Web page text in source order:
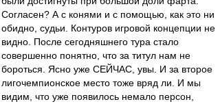
Согласен? А с конями и с помощью, как это ни
обидно, судьи. Контуров игровой концепции не
видно. После сегодняшнего тура стало
совершенно понятно, что за титул нам не
бороться. Ясно уже СЕЙЧАС, увы. И за второе
лигочемпионское место тоже вряд ли. И мы
видим, что уже появилось немало персон,